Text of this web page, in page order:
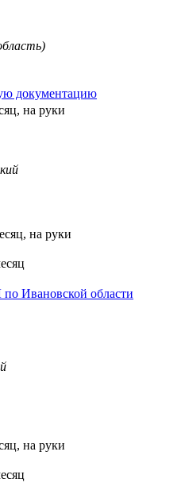
документацию
на руки
на руки
области
на руки